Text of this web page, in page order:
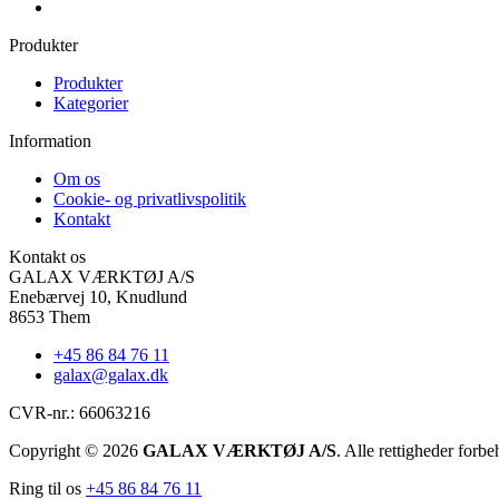
Produkter
Produkter
Kategorier
Information
Om os
Cookie- og privatlivspolitik
Kontakt
Kontakt os
GALAX VÆRKTØJ A/S
Enebærvej 10, Knudlund
8653 Them
+45 86 84 76 11
galax@galax.dk
CVR-nr.: 66063216
Copyright © 2026 GALAX VÆRKTØJ A/S. Alle rettigheder
Ring til os +45 86 84 76 11